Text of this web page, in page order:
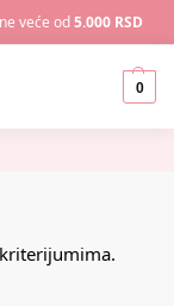
veće od5.000 RSD
0